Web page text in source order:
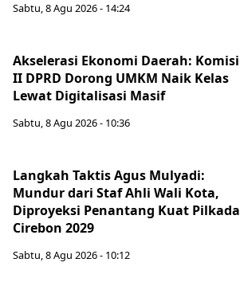
Sabtu, 8 Agu 2026 - 14:24
Akselerasi Ekonomi Daerah: Komisi
II DPRD Dorong UMKM Naik Kelas
Lewat Digitalisasi Masif
Sabtu, 8 Agu 2026 - 10:36
Langkah Taktis Agus Mulyadi:
Mundur dari Staf Ahli Wali Kota,
Diproyeksi Penantang Kuat Pilkada
Cirebon 2029
Sabtu, 8 Agu 2026 - 10:12